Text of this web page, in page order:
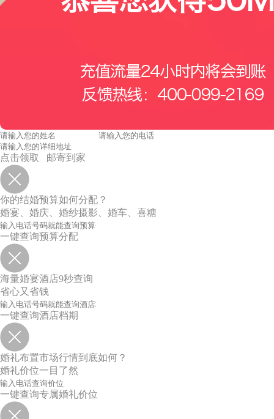
点击领取 邮寄到家
你的结婚预算如何分配？
婚宴、婚庆、婚纱摄影、婚车、喜糖
一键查询预算分配
海量婚宴酒店9秒查询
省心又省钱
一键查询酒店档期
婚礼布置市场行情到底如何？
婚礼价位一目了然
一键查询专属婚礼价位